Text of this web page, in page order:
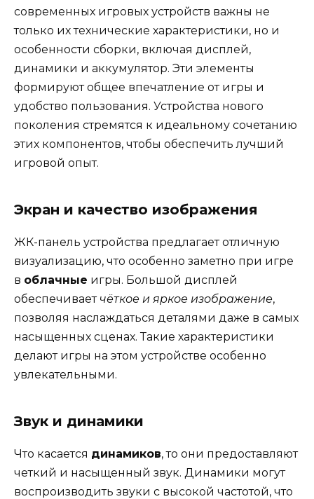
современных игровых устройств важны не
только их технические характеристики, но и
особенности сборки, включая дисплей,
динамики и аккумулятор. Эти элементы
формируют общее впечатление от игры и
удобство пользования. Устройства нового
поколения стремятся к идеальному сочетанию
этих компонентов, чтобы обеспечить лучший
игровой опыт.
Экран и качество изображения
ЖК-панель устройства предлагает отличную
визуализацию, что особенно заметно при игре
в облачные игры. Большой дисплей
обеспечивает чёткое и яркое изображение,
позволяя наслаждаться деталями даже в самых
насыщенных сценах. Такие характеристики
делают игры на этом устройстве особенно
увлекательными.
Звук и динамики
Что касается динамиков, то они предоставляют
четкий и насыщенный звук. Динамики могут
воспроизводить звуки с высокой частотой, что